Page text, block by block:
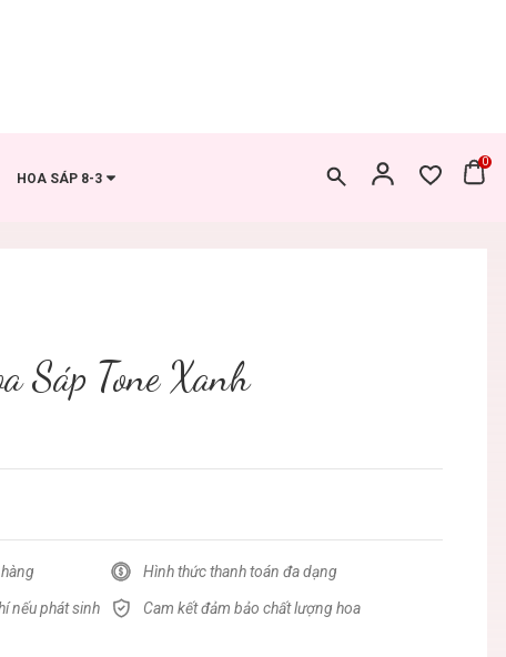
HOA SÁP 8-3
0
Sáp Tone Xanh
Hình thức thanh toán đa dạng
nếu phát sinh
Cam kết đảm bảo chất lượng hoa